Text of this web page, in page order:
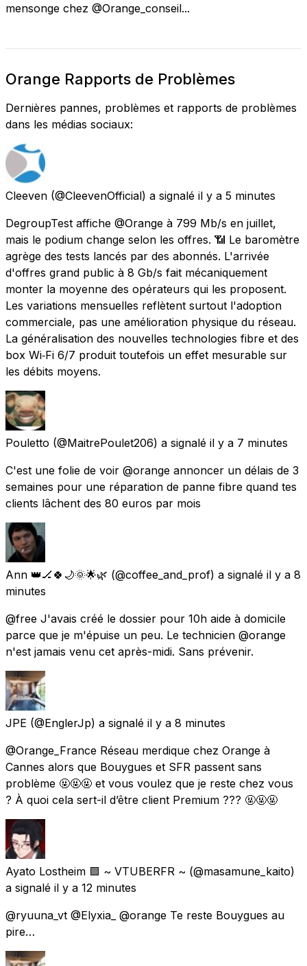
mensonge chez @Orange_conseil...
Orange Rapports de Problèmes
Dernières pannes, problèmes et rapports de problèmes
dans les médias sociaux:
Cleeven (@CleevenOfficial) a signalé il y a 5 minutes
DegroupTest affiche @Orange à 799 Mb/s en juillet,
mais le podium change selon les offres. 📶 Le baromètre
agrège des tests lancés par des abonnés. L'arrivée
d'offres grand public à 8 Gb/s fait mécaniquement
monter la moyenne des opérateurs qui les proposent.
Les variations mensuelles reflètent surtout l'adoption
commerciale, pas une amélioration physique du réseau.
La généralisation des nouvelles technologies fibre et des
box Wi‑Fi 6/7 produit toutefois un effet mesurable sur
les débits moyens.
Pouletto (@MaitrePoulet206) a signalé il y a 7 minutes
C'est une folie de voir @orange annoncer un délais de 3
semaines pour une réparation de panne fibre quand tes
clients lâchent des 80 euros par mois
Ann 👑🏒🍀🌙🌞🌟🌿 (@coffee_and_prof) a signalé il y a 8
minutes
@free J'avais créé le dossier pour 10h aide à domicile
parce que je m'épuise un peu. Le technicien @orange
n'est jamais venu cet après-midi. Sans prévenir.
JPE (@EnglerJp) a signalé il y a 8 minutes
@Orange_France Réseau merdique chez Orange à
Cannes alors que Bouygues et SFR passent sans
problème 🤬🤬🤬 et vous voulez que je reste chez vous
? À quoi cela sert-il d’être client Premium ??? 🤬🤬🤬
Ayato Lostheim 🟪 ~ VTUBERFR ~ (@masamune_kaito)
a signalé il y a 12 minutes
@ryuuna_vt @Elyxia_ @orange Te reste Bouygues au
pire…